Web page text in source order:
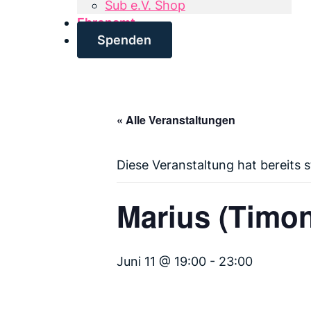
Sub e.V. Shop
Ehrenamt
Spenden
« Alle Veranstaltungen
Diese Veranstaltung hat bereits
Marius
Juni 11 @ 19:00 - 23:00